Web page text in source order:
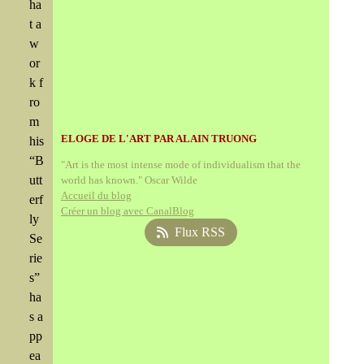
ha
t a
w
or
k f
ro
m
his
“B
utt
erf
ly
Se
rie
s”
ha
s a
pp
ea
ELOGE DE L'ART PAR ALAIN TRUONG
"Art is the most intense mode of individualism that the
world has known." Oscar Wilde
Accueil du blog
Créer un blog avec CanalBlog
Flux RSS